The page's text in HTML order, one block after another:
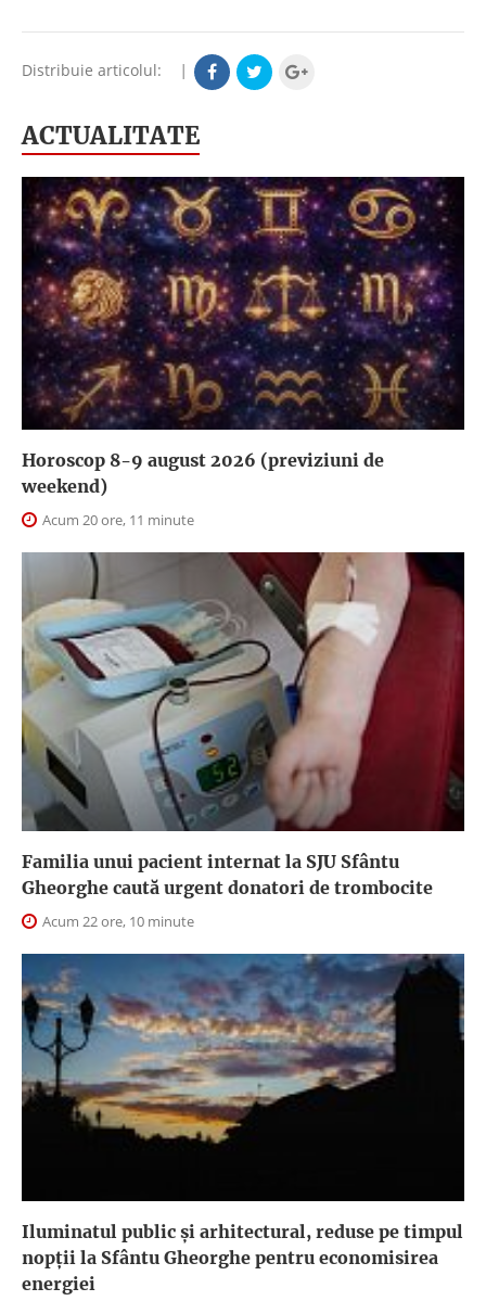
Distribuie articolul: |
ACTUALITATE
Horoscop 8-9 august 2026 (previziuni de
weekend)
Acum 20 ore, 11 minute
Familia unui pacient internat la SJU Sfântu
Gheorghe caută urgent donatori de trombocite
Acum 22 ore, 10 minute
Iluminatul public şi arhitectural, reduse pe timpul
nopţii la Sfântu Gheorghe pentru economisirea
energiei